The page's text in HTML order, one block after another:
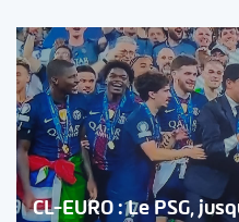
CL-EURO : Le PSG,